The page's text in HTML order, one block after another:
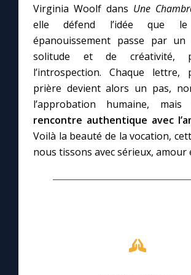
Virginia Woolf dans Une
elle défend l’idée que le
épanouissement passe par un
solitude et de créativité,
l’introspection. Chaque lettre,
prière devient alors un pas,
l’approbation humaine, mais
rencontre authentique avec
Voilà la beauté de la vocation,
nous tissons avec sérieux, amour